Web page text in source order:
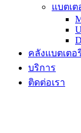
แบตเ
คลังแบตเต
บริการ
ติดต่อเรา